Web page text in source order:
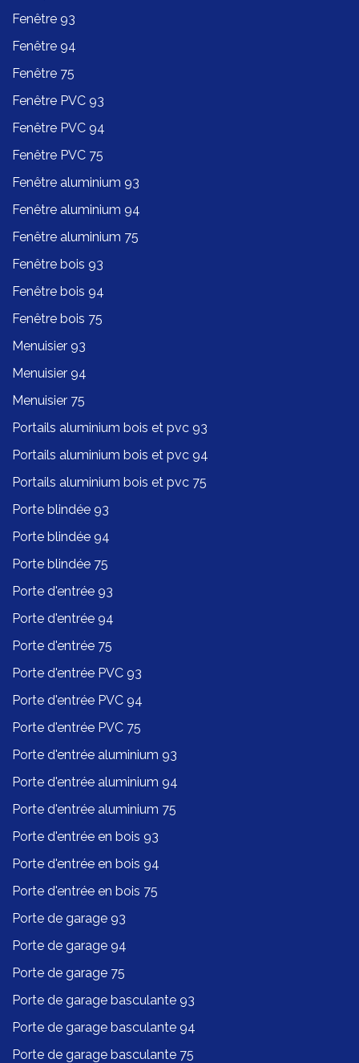
Fenêtre 93
Fenêtre 94
Fenêtre 75
Fenêtre PVC 93
Fenêtre PVC 94
Fenêtre PVC 75
Fenêtre aluminium 93
Fenêtre aluminium 94
Fenêtre aluminium 75
Fenêtre bois 93
Fenêtre bois 94
Fenêtre bois 75
Menuisier 93
Menuisier 94
Menuisier 75
Portails aluminium bois et pvc 93
Portails aluminium bois et pvc 94
Portails aluminium bois et pvc 75
Porte blindée 93
Porte blindée 94
Porte blindée 75
Porte d'entrée 93
Porte d'entrée 94
Porte d'entrée 75
Porte d'entrée PVC 93
Porte d'entrée PVC 94
Porte d'entrée PVC 75
Porte d'entrée aluminium 93
Porte d'entrée aluminium 94
Porte d'entrée aluminium 75
Porte d'entrée en bois 93
Porte d'entrée en bois 94
Porte d'entrée en bois 75
Porte de garage 93
Porte de garage 94
Porte de garage 75
Porte de garage basculante 93
Porte de garage basculante 94
Porte de garage basculante 75